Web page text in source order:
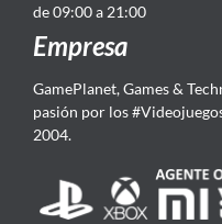
de 09:00 a 21:00
Empresa
GamePlanet, Games &
pasión por los
2004.